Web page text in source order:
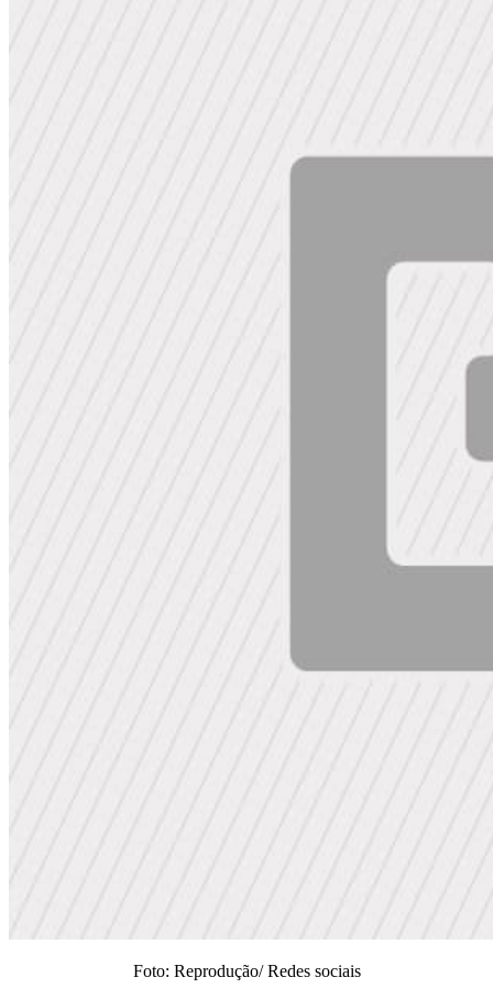
Foto: Reprodução/ Redes sociais